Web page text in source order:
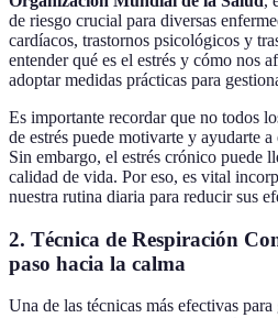
de riesgo crucial para diversas
cardíacos, trastornos psicológicos y
entender qué es el estrés y cómo nos
adoptar medidas prácticas para
Es importante recordar que no todos
de estrés puede motivarte y ayudarte
Sin embargo, el estrés crónico puede
calidad de vida. Por eso, es vital
nuestra rutina diaria para reducir sus
2. Técnica de Respiración
paso hacia la calma
Una de las técnicas más efectivas para